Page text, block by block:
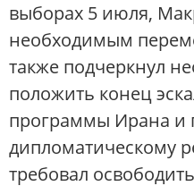
выборах 5 июля,
необходимым
также подчеркнул
положить конец
программы Ирана и
дипломатическому
требовал